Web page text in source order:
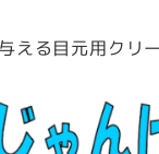
える目元用クリ